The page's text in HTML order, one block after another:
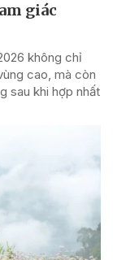
giác
không chỉ
cao, mà còn
sau khi hợp nhất